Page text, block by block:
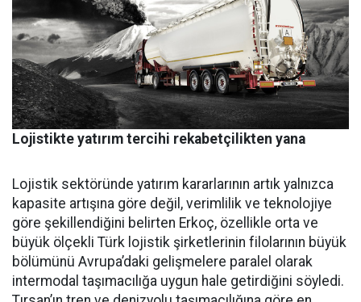
Lojistikte yatırım tercihi rekabetçilikten yana
Lojistik sektöründe yatırım ka­rarlarının artık yalnızca
kapasi­te artışına göre değil, verimlilik ve teknolojiye
göre şekillendiği­ni belirten Erkoç, özellikle orta ve
büyük ölçekli Türk lojistik şirket­lerinin filolarının büyük
bölümü­nü Avrupa’daki gelişmelere para­lel olarak
intermodal taşımacılı­ğa uygun hale getirdiğini söyledi.